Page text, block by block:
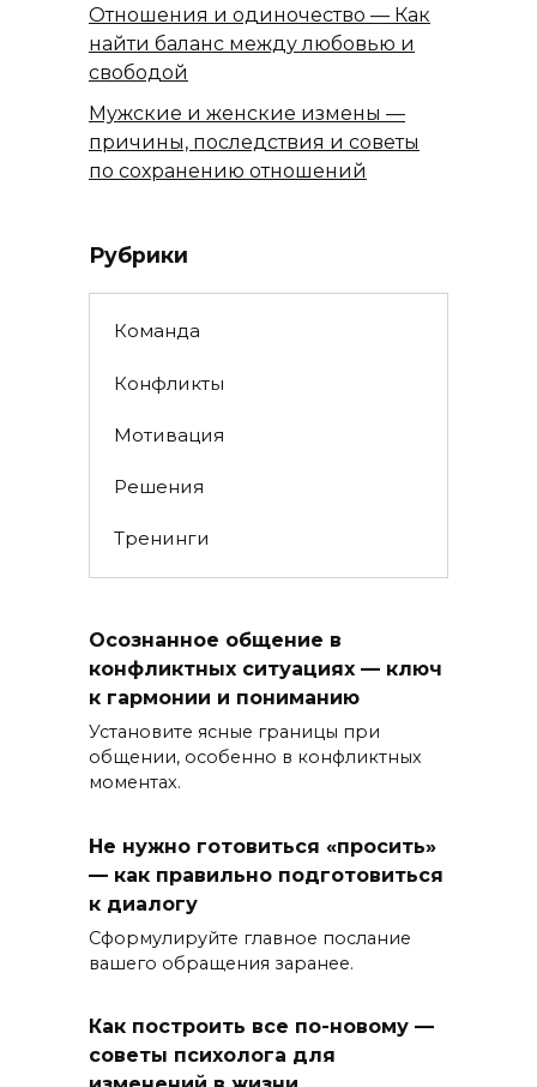
Отношения и одиночество — Как
найти баланс между любовью и
свободой
Мужские и женские измены —
причины, последствия и советы
по сохранению отношений
Рубрики
Команда
Конфликты
Мотивация
Решения
Тренинги
Осознанное общение в
конфликтных ситуациях — ключ
к гармонии и пониманию
Установите ясные границы при
общении, особенно в конфликтных
моментах.
Не нужно готовиться «просить»
— как правильно подготовиться
к диалогу
Сформулируйте главное послание
вашего обращения заранее.
Как построить все по-новому —
советы психолога для